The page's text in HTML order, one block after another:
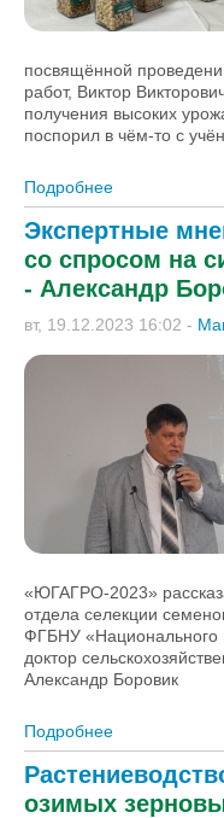
посвящённой
работ, Виктор
получения высоких
поспорил в чём-то с
Подробнее
подкормки
Ростовской
Экспертные
со спросом на
- Александр
вт, 19.12.2023 16:02 -
«ЮГАГРО-2023»
отдела селекции
ФГБНУ «Национального
доктор
Александр Боровик
Подробнее
пшеницы -
озимых